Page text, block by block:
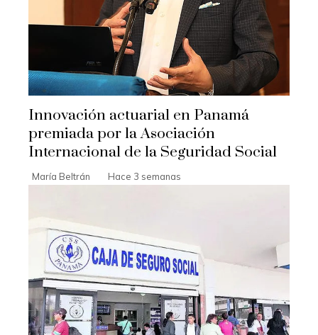
Innovación actuarial en Panamá
premiada por la Asociación
Internacional de la Seguridad Social
María Beltrán Hace 3 semanas